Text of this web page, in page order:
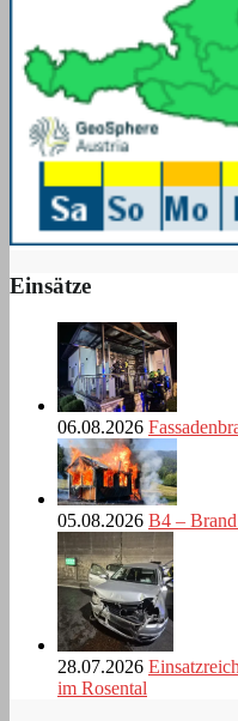
Einsätze
06.08.2026
05.08.2026 B4 –
28.07.2026
im Rosental